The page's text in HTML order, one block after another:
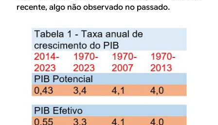
recente, algo não observado no passado.